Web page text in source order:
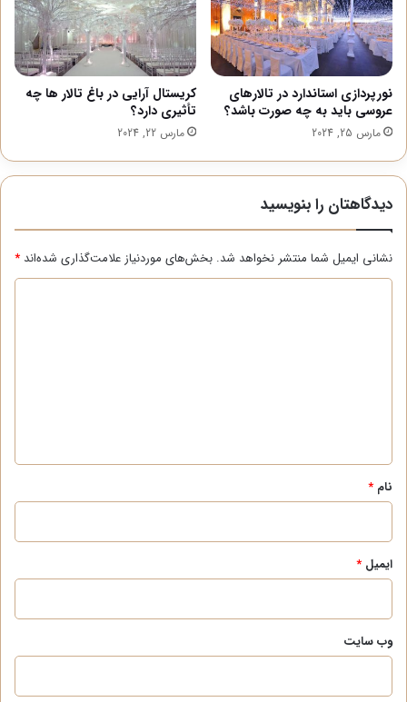
نورپردازی استاندارد در تالارهای
عروسی باید به چه صورت باشد؟
مارس 25, 2024
کریستال آرایی در باغ تالار ها چه
تأثیری دارد؟
مارس 22, 2024
دیدگاهتان را بنویسید
نشانی ایمیل شما منتشر نخواهد شد. بخش‌های موردنیاز علامت‌گذاری شده‌اند *
نام *
ایمیل *
وب‌ سایت